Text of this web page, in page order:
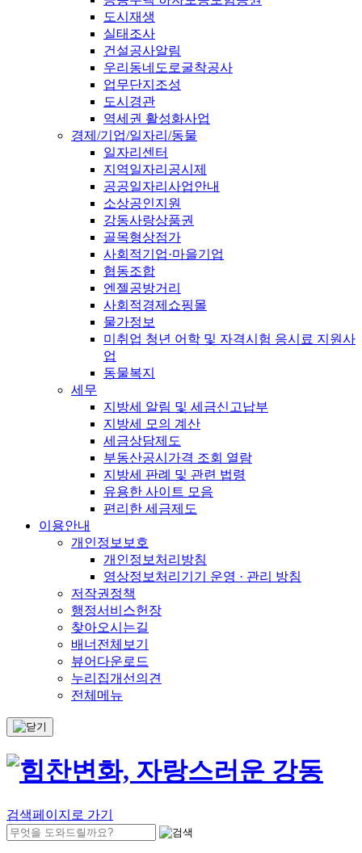
도시재생
실태조사
건설공사알림
우리동네도로굴착공사
업무단지조성
도시경관
역세권 활성화사업
경제/기업/일자리/동물
일자리센터
지역일자리공시제
공공일자리사업안내
소상공인지원
강동사랑상품권
골목형상점가
사회적기업·마을기업
협동조합
엔젤공방거리
사회적경제쇼핑몰
물가정보
미취업 청년 어학 및 자격시험 응시료 지원사
업
동물복지
세무
지방세 알림 및 세금신고납부
지방세 모의 계산
세금상담제도
부동산공시가격 조회 열람
지방세 판례 및 관련 법령
유용한 사이트 모음
편리한 세금제도
이용안내
개인정보보호
개인정보처리방침
영상정보처리기기 운영 · 관리 방침
저작권정책
행정서비스헌장
찾아오시는길
배너전체보기
뷰어다운로드
누리집개선의견
전체메뉴
검색페이지로 가기